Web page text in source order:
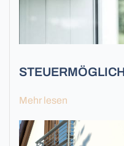
Fassadenlamellen
Mehr lesen